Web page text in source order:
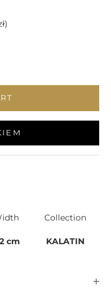
cm
Collection
KALATIN